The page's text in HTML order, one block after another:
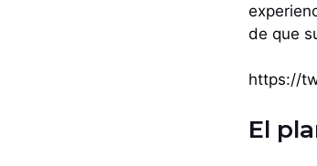
de que
https://
El